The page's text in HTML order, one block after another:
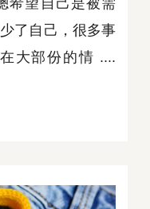
希望自己是被需
了自己，很多事
大部份的情 ....